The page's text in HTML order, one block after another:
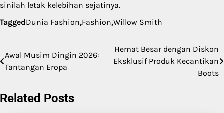
sinilah letak kelebihan sejatinya.
TaggedDunia Fashion,Fashion,Willow Smith
Post
navigation
Awal Musim Dingin 2026:
Tantangan Eropa
Hemat Besar dengan Diskon
Eksklusif Produk Kecantikan
Boots
Related Posts